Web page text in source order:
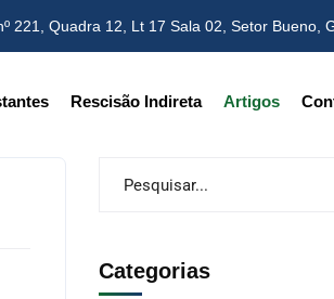
221, Quadra 12, Lt 17 Sala 02, Setor Bueno,
Rescisão Indireta Artigos
Categorias